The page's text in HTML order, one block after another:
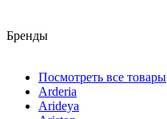
Бренды
Посмотреть все товары
Arderia
Arideya